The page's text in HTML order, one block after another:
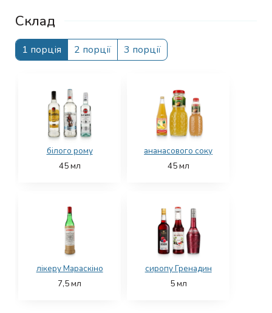
Склад
1 порція 2 порції 3 порції
білого рому
45мл
ананасового соку
45мл
лікеру Мараскіно
7,5мл
сиропу Гренадин
5мл